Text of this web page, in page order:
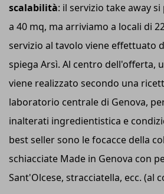
scalabilità: il servizio take away
a 40 mq, ma arriviamo a locali di
servizio al tavolo viene effettuato
spiega Arsì. Al centro dell'offerta,
viene realizzato secondo una
laboratorio centrale di Genova,
inalterati ingredientistica e
best seller sono le focacce della
schiacciate Made in Genova con
Sant'Olcese, stracciatella, ecc. (al